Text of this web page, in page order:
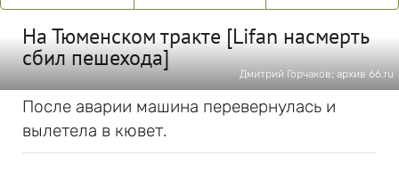
На Тюменском тракте [Lifan насмерть
сбил пешехода]
Дмитрий Горчаков; архив 66.ru
После аварии машина перевернулась и
вылетела в кювет.